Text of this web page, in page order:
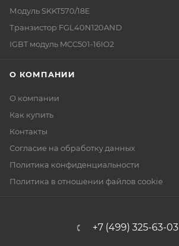
Модуль SKKT570/18E
Транзистор FGL40N120AND
IGBT модуль MCC501-16IO2
О КОМПАНИИ
О компании
Как купить
Контакты
Согласие на обработку данных
Политика конфиденциальности
Политика в отношении файлов cookie
+7 (499) 325-63-03